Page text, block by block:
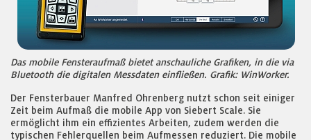
Das mobile Fensteraufmaß bietet anschauliche Grafiken, in die via
Bluetooth die digitalen Messdaten einfließen. Grafik: WinWorker.
Der Fensterbauer Manfred Ohrenberg nutzt schon seit einiger
Zeit beim Aufmaß die mobile App von Siebert Scale. Sie
ermöglicht ihm ein effizientes Arbeiten, zudem werden die
typischen Fehlerquellen beim Aufmessen reduziert. Die mobile